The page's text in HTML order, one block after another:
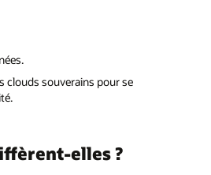
clouds souverains pour se
elles ?